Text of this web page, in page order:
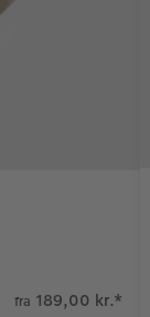
fra 189,00 kr.*